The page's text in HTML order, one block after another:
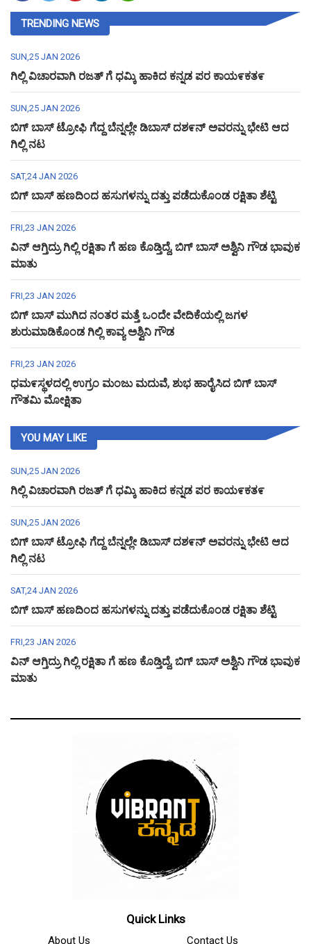
TRENDING NEWS
SUN,25 JAN 2026
ಗಿಲ್ಲಿ ವಿಚಾರವಾಗಿ ರಜತ್ ಗೆ ಧಮ್ಕಿ ಹಾಕಿದ ಕನ್ನಡ ಪರ ಕಾಯ೯ಕತ೯
SUN,25 JAN 2026
ಬಿಗ್ ಬಾಸ್ ಟ್ರೋಫಿ ಗೆದ್ದ ಬೆನ್ನಲ್ಲೇ ಡಿಬಾಸ್ ದಶ೯ನ್ ಅವರನ್ನು ಭೇಟಿ ಆದ
ಗಿಲ್ಲಿ ನಟ
SAT,24 JAN 2026
ಬಿಗ್ ಬಾಸ್ ಹಣದಿಂದ ಹಸುಗಳನ್ನು ದತ್ತು ಪಡೆದುಕೊಂಡ ರಕ್ಷಿತಾ ಶೆಟ್ಟಿ
FRI,23 JAN 2026
ವಿನ್ ಆಗ್ತಿದ್ರು ಗಿಲ್ಲಿ ರಕ್ಷಿತಾ ಗೆ ಹಣ ಕೊಡ್ತಿದ್ದೆ, ಬಿಗ್ ಬಾಸ್ ಅಶ್ವಿನಿ ಗೌಡ ಭಾವುಕ
ಮಾತು
FRI,23 JAN 2026
ಬಿಗ್ ಬಾಸ್ ಮುಗಿದ ನಂತರ ಮತ್ತೆ ಒಂದೇ ವೇದಿಕೆಯಲ್ಲಿ ಜಗಳ
ಶುರುಮಾಡಿಕೊಂಡ ಗಿಲ್ಲಿ ಕಾವ್ಯ ಅಶ್ವಿನಿ ಗೌಡ
FRI,23 JAN 2026
ಧಮ೯ಸ್ಥಳದಲ್ಲಿ ಉಗ್ರಂ ಮಂಜು ಮದುವೆ, ಶುಭ ಹಾರೈಸಿದ ಬಿಗ್ ಬಾಸ್
ಗೌತಮಿ ಮೋಕ್ಷಿತಾ
YOU MAY LIKE
SUN,25 JAN 2026
ಗಿಲ್ಲಿ ವಿಚಾರವಾಗಿ ರಜತ್ ಗೆ ಧಮ್ಕಿ ಹಾಕಿದ ಕನ್ನಡ ಪರ ಕಾಯ೯ಕತ೯
SUN,25 JAN 2026
ಬಿಗ್ ಬಾಸ್ ಟ್ರೋಫಿ ಗೆದ್ದ ಬೆನ್ನಲ್ಲೇ ಡಿಬಾಸ್ ದಶ೯ನ್ ಅವರನ್ನು ಭೇಟಿ ಆದ
ಗಿಲ್ಲಿ ನಟ
SAT,24 JAN 2026
ಬಿಗ್ ಬಾಸ್ ಹಣದಿಂದ ಹಸುಗಳನ್ನು ದತ್ತು ಪಡೆದುಕೊಂಡ ರಕ್ಷಿತಾ ಶೆಟ್ಟಿ
FRI,23 JAN 2026
ವಿನ್ ಆಗ್ತಿದ್ರು ಗಿಲ್ಲಿ ರಕ್ಷಿತಾ ಗೆ ಹಣ ಕೊಡ್ತಿದ್ದೆ, ಬಿಗ್ ಬಾಸ್ ಅಶ್ವಿನಿ ಗೌಡ ಭಾವುಕ
ಮಾತು
Quick Links
About Us Contact Us